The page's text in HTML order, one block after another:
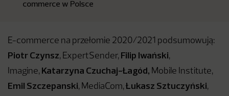
commerce w Polsce
E-commerce na przełomie 2020/2021 podsumowują:
Piotr Czynsz, ExpertSender, Filip Iwański,
Imagine, Katarzyna Czuchaj-Łagód, Mobile Institute,
Emil Szczepanski, MediaCom, Łukasz Sztuczyński,